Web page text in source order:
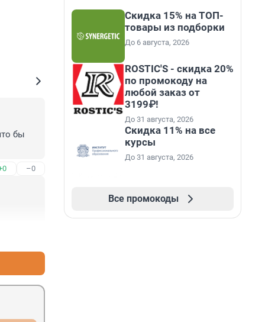
бы
–0
Скидка 15% на ТОП-
товары из подборки
До 6 августа, 2026
ROSTIC'S - скидка 20%
по промокоду на
любой заказ от
3199₽!
До 31 августа, 2026
Скидка 11% на все
курсы
До 31 августа, 2026
Все промокоды